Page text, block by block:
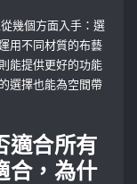
幾個方面入手：選
用不同材質的布藝
能提供更好的功能
選擇也能為空間帶
適合所有
合，為什